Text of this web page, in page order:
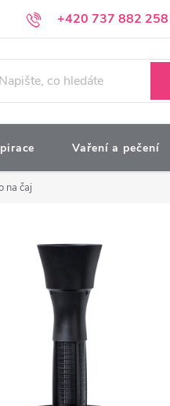
+420 737 882 258
Podmínky ochrany osobních údajů
Vaření a pečení
na čaj